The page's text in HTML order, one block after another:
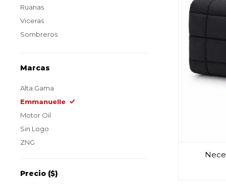
Ruanas
Viceras
Sombreros
Marcas
Alta Gama
Emmanuelle
Motor Oil
Sin Logo
ZNG
Precio ($)